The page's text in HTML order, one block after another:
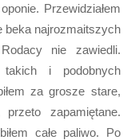
Przewidziałem
beka najrozmaitszych
nie zawiedli.
i podobnych
za grosze stare,
zapamiętane.
całe paliwo. Po